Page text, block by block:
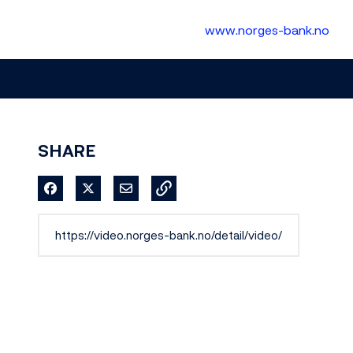
www.norges-bank.no
SHARE
Share on Facebook
Share on XShare via Email